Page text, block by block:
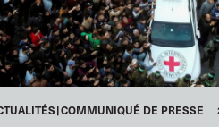
COMMUNIQUÉ DE PRESSE